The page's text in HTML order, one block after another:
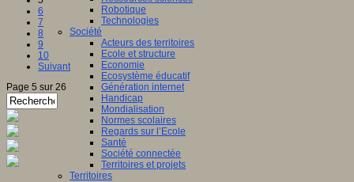
Robotique
Technologies
Société
Acteurs des territoires
Ecole et structure
Economie
Ecosystème éducatif
Génération internet
Handicap
Mondialisation
Normes scolaires
Regards sur l’Ecole
Santé
Société connectée
Territoires et projets
Territoires
6
7
8
9
10
Suivant
Page 5 sur 26